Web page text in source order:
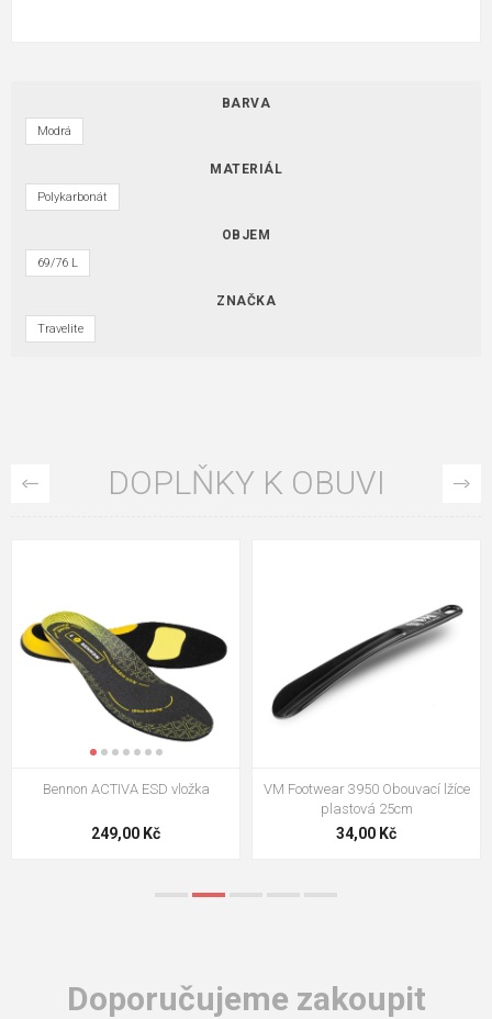
BARVA
Modrá
MATERIÁL
Polykarbonát
OBJEM
69/76 L
ZNAČKA
Travelite
DOPLŇKY K OBUVI
VM Footwear 3009 Vkládací stélka
124,00 Kč
VM Footwear 3102 Tkaničky
ploché
18,70 Kč
Doporučujeme zakoupit